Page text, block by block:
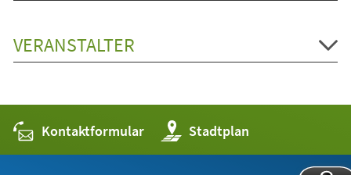
VERANSTALTER
Kontaktformular Stadtplan
(Öffnet
in
einem